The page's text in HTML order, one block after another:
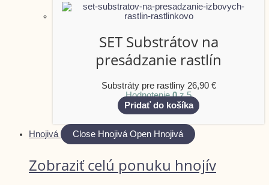
SET Substrátov na
presádzanie rastlín
Substráty pre rastliny 26,90 €
Hodnotenie0z 5
Pridať do košíka
Hnojivá Close Hnojivá Open Hnojivá
Zobraziť celú ponuku hnojív